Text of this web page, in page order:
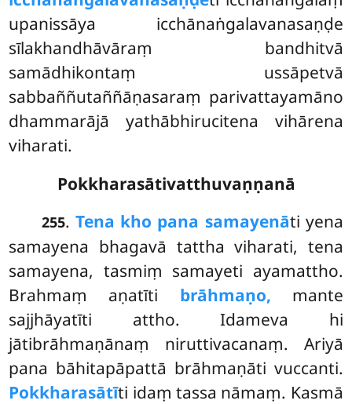
upanissāya icchānaṅgalavanasaṇḍe
sīlakhandhāvāraṃ bandhitvā
samādhikontaṃ ussāpetvā
sabbaññutaññāṇasaraṃ parivattayamāno
dhammarājā yathābhirucitena vihārena
viharati.
Pokkharasātivatthuvaṇṇanā
255.Tena kho pana samayenāti yena
samayena bhagavā tattha viharati, tena
samayena, tasmiṃ samayeti ayamattho.
Brahmaṃ aṇatīti brāhmaṇo, mante
sajjhāyatīti attho. Idameva hi
jātibrāhmaṇānaṃ niruttivacanaṃ. Ariyā
pana bāhitapāpattā brāhmaṇāti vuccanti.
Pokkharasātīti idaṃ tassa nāmaṃ. Kasmā